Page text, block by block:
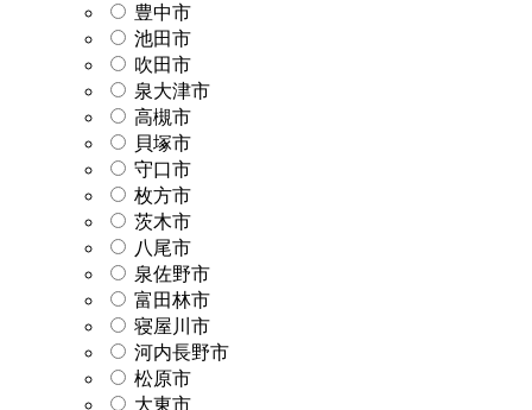
豊中市
池田市
吹田市
泉大津市
高槻市
貝塚市
守口市
枚方市
茨木市
八尾市
泉佐野市
富田林市
寝屋川市
河内長野市
松原市
大東市